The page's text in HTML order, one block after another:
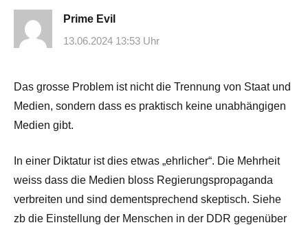
Prime Evil
13.06.2024 13:53 Uhr
Das grosse Problem ist nicht die Trennung von Staat und
Medien, sondern dass es praktisch keine unabhängigen
Medien gibt.
In einer Diktatur ist dies etwas „ehrlicher“. Die Mehrheit
weiss dass die Medien bloss Regierungspropaganda
verbreiten und sind dementsprechend skeptisch. Siehe
zb die Einstellung der Menschen in der DDR gegenüber